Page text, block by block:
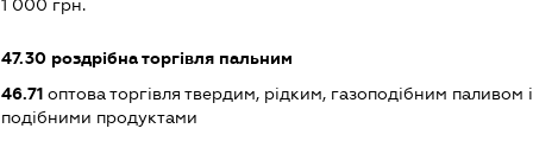
1 000 грн.
47.30роздрібна торгівля пальним
46.71оптова торгівля твердим, рідким, газоподібним паливом і
подібними продуктами